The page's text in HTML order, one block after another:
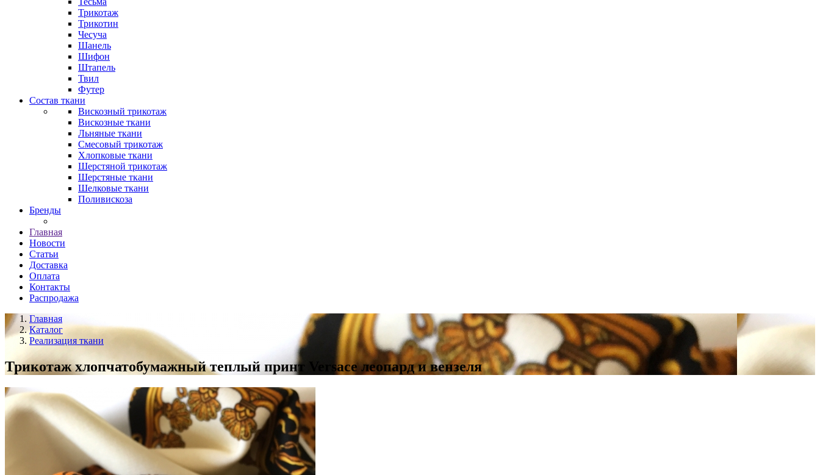
Трикотаж
Трикотин
Чесуча
Шанель
Шифон
Штапель
Твил
Футер
Состав ткани
Вискозный трикотаж
Вискозные ткани
Льняные ткани
Смесовый трикотаж
Хлопковые ткани
Шерстяной трикотаж
Шерстяные ткани
Шелковые ткани
Поливискоза
Бренды
Главная
Новости
Статьи
Доставка
Оплата
Контакты
Распродажа
Главная
Каталог
Реализация ткани
Трикотаж хлопчатобумажный теплый принт Versace леопард и вензеля